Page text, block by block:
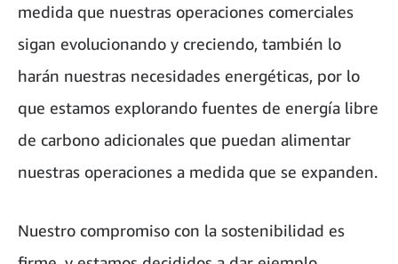
medida que nuestras operaciones comerciales
sigan evolucionando y creciendo, también lo
harán nuestras necesidades energéticas, por lo
que estamos explorando fuentes de energía libre
de carbono adicionales que puedan alimentar
nuestras operaciones a medida que se expanden.
Nuestro compromiso con la sostenibilidad es